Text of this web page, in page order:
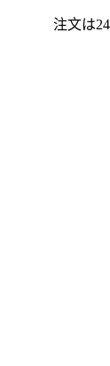
注文は